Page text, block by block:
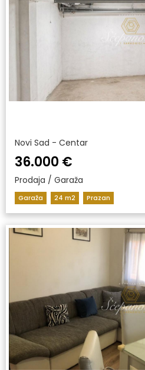
Novi Sad - Centar
36.000 €
Prodaja / Garaža
Garaža 24 m2 Prazan